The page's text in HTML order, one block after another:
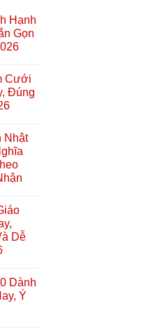
Hạnh
Gọn
Cưới
Đúng
Nhật
Dễ
Dành
Ý